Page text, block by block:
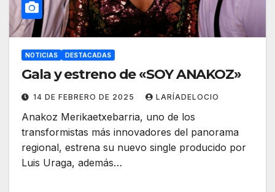
NOTICIAS DESTACADAS
Gala y estreno de «SOY ANAKOZ»
14 DE FEBRERO DE 2025 LARÍADELOCIO
Anakoz Merikaetxebarria, uno de los
transformistas más innovadores del panorama
regional, estrena su nuevo single producido por
Luis Uraga, además…